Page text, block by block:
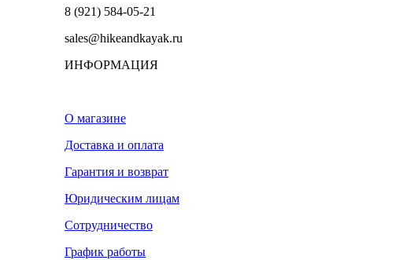
8 (921) 584-05-21
sales@hikeandkayak.ru
ИНФОРМАЦИЯ
О магазине
Доставка и оплата
Гарантия и возврат
Юридическим лицам
Сотрудничество
График работы